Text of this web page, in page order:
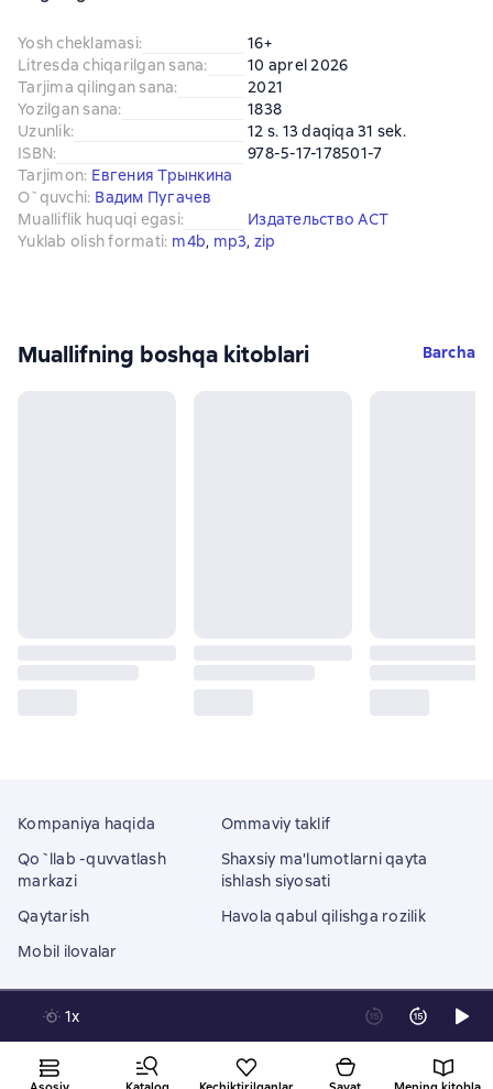
Yosh cheklamasi:
16+
Litresda chiqarilgan sana:
10 aprel 2026
Tarjima qilingan sana:
2021
Yozilgan sana:
1838
Uzunlik:
12 s. 13 daqiqa 31 sek.
ISBN:
978-5-17-178501-7
Tarjimon: Евгения Трынкина
O`quvchi: Вадим Пугачев
Mualliflik huquqi egasi:
Издательство АСТ
Yuklab olish formati: m4b, mp3, zip
Muallifning boshqa kitoblari Barcha
1x
Kompaniya haqida
Qo`llab -quvvatlash
markazi
Qaytarish
Mobil ilovalar
Ommaviy taklif
Shaxsiy ma'lumotlarni qayta
ishlash siyosati
Havola qabul qilishga rozilik
18 Mallow street co. Limerick, Ireland